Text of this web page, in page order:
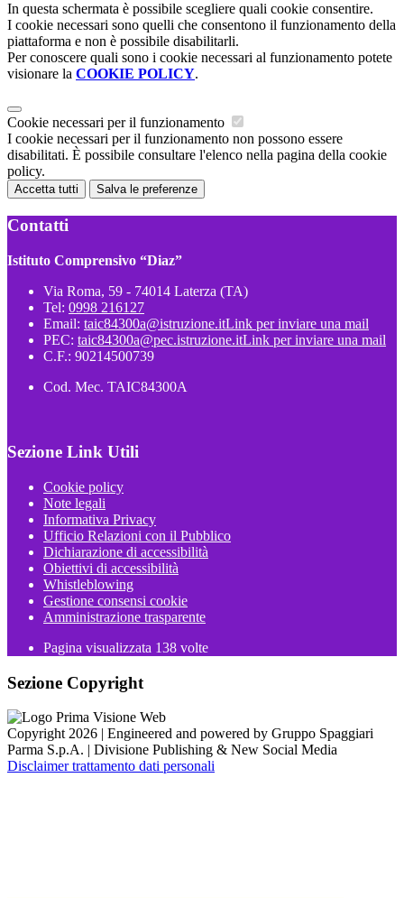
In questa schermata è possibile scegliere quali cookie consentire.
I cookie necessari sono quelli che consentono il funzionamento della
piattaforma e non è possibile disabilitarli.
Per conoscere quali sono i cookie necessari al funzionamento potete
visionare la COOKIE POLICY.
Cookie necessari per il funzionamento
I cookie necessari per il funzionamento non possono essere
disabilitati. È possibile consultare l'elenco nella pagina della cookie
policy.
Accetta tutti Salva le preferenze
Contatti
Istituto Comprensivo “Diaz”
Via Roma, 59 - 74014 Laterza (TA)
Tel: 0998 216127
Email: taic84300a@istruzione.itLink per inviare una mail
PEC: taic84300a@pec.istruzione.itLink per inviare una mail
C.F.: 90214500739
Cod. Mec. TAIC84300A
Sezione Link Utili
Cookie policy
Note legali
Informativa Privacy
Ufficio Relazioni con il Pubblico
Dichiarazione di accessibilità
Obiettivi di accessibilità
Whistleblowing
Gestione consensi cookie
Amministrazione trasparente
Pagina visualizzata 138 volte
Sezione Copyright
Copyright 2026 | Engineered and powered by Gruppo Spaggiari
Parma S.p.A. | Divisione Publishing & New Social Media
Disclaimer trattamento dati personali